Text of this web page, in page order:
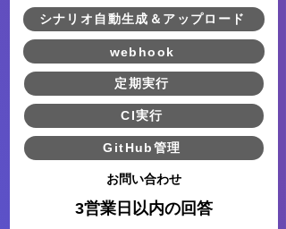
シナリオ自動生成＆アップロード
webhook
定期実行
CI実行
GitHub管理
​お問い合わせ
3営業日以内の回答